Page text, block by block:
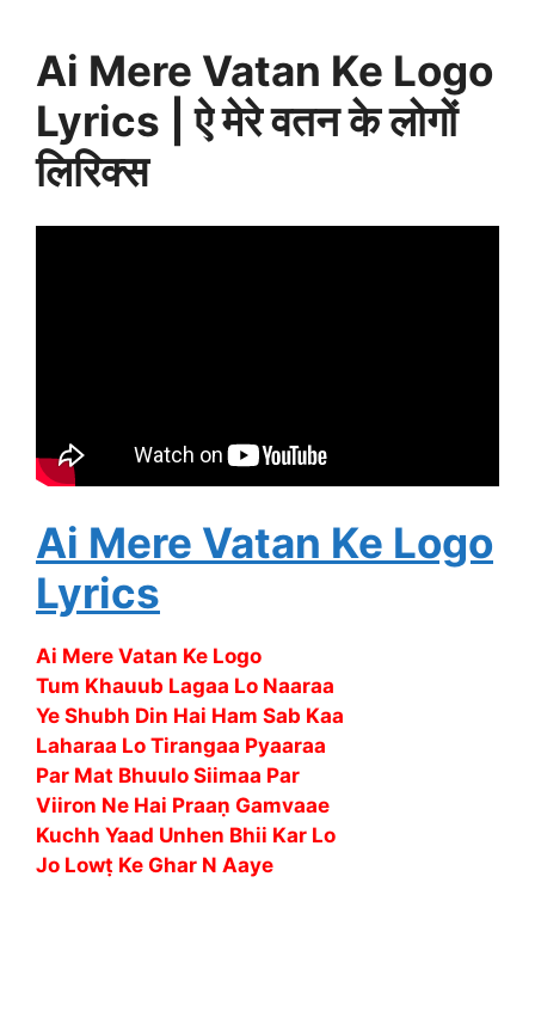
Ai Mere Vatan Ke Logo
Lyrics | ऐ मेरे वतन के लोगों
लिरिक्स
Ai Mere Vatan Ke Logo
Lyrics
Ai Mere Vatan Ke Logo
Tum Khauub Lagaa Lo Naaraa
Ye Shubh Din Hai Ham Sab Kaa
Laharaa Lo Tirangaa Pyaaraa
Par Mat Bhuulo Siimaa Par
Viiron Ne Hai Praaṇ Gamvaae
Kuchh Yaad Unhen Bhii Kar Lo
Jo Lowṭ Ke Ghar N Aaye